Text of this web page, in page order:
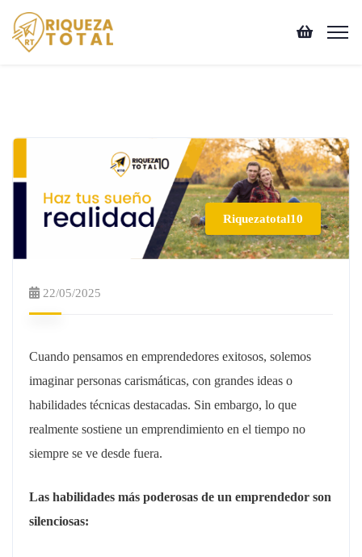
Riquezatotal10
22/05/2025
Cuando pensamos en emprendedores exitosos, solemos
imaginar personas carismáticas, con grandes ideas o
habilidades técnicas destacadas. Sin embargo, lo que
realmente sostiene un emprendimiento en el tiempo no
siempre se ve desde fuera.
Las habilidades más poderosas de un emprendedor son
silenciosas: